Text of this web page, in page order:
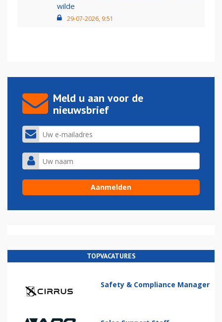
wilde
29-07-2026, 9:51
Meld u aan voor de
nieuwsbrief
TOPVACATURES
Safety & Compliance Manager